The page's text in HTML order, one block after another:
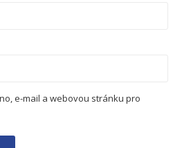
e-mail a webovou stránku pro